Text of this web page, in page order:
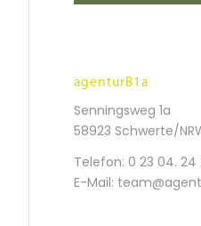
agenturB1a
Senningsweg 1a
58923 Schwerte/
Telefon: 0 23 04. 24
E-Mail: